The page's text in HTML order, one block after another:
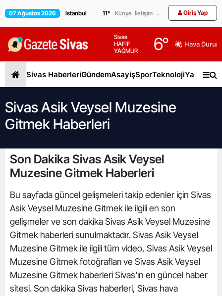
07 Ağustos 2026 11° Künye İletişim Giriş Yap
Sivas
HAFİF
YAĞMUR
6° Hava
Sivas HaberleriGündemAsayişSporTeknolojiYaşam
Sivas Asik Veysel Muzesine
Gitmek Haberleri
Son Dakika Sivas Asik Veysel
Muzesine Gitmek Haberleri
Bu sayfada güncel gelişmeleri takip edenler için Sivas
Asik Veysel Muzesine Gitmek ile ilgili en son
gelişmeler ve son dakika Sivas Asik Veysel Muzesine
Gitmek haberleri sunulmaktadır. Sivas Asik Veysel
Muzesine Gitmek ile ilgili tüm video, Sivas Asik Veysel
Muzesine Gitmek fotoğrafları ve Sivas Asik Veysel
Muzesine Gitmek haberleri Sivas'ın en güncel haber
sitesi. Son dakika Sivas haberleri, Sivas hava